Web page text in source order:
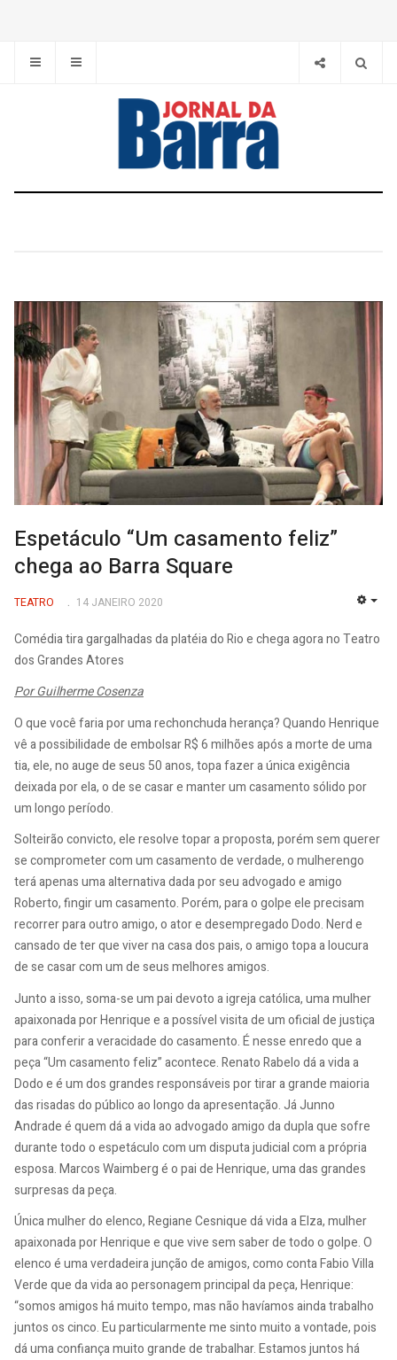
Espetáculo “Um casamento feliz”
chega ao Barra Square
TEATRO 14 JANEIRO 2020
Comédia tira gargalhadas da platéia do Rio e chega agora no Teatro
dos Grandes Atores
Por Guilherme Cosenza
O que você faria por uma rechonchuda herança? Quando Henrique
vê a possibilidade de embolsar R$ 6 milhões após a morte de uma
tia, ele, no auge de seus 50 anos, topa fazer a única exigência
deixada por ela, o de se casar e manter um casamento sólido por
um longo período.
Solteirão convicto, ele resolve topar a proposta, porém sem querer
se comprometer com um casamento de verdade, o mulherengo
terá apenas uma alternativa dada por seu advogado e amigo
Roberto, fingir um casamento. Porém, para o golpe ele precisam
recorrer para outro amigo, o ator e desempregado Dodo. Nerd e
cansado de ter que viver na casa dos pais, o amigo topa a loucura
de se casar com um de seus melhores amigos.
Junto a isso, soma-se um pai devoto a igreja católica, uma mulher
apaixonada por Henrique e a possível visita de um oficial de justiça
para conferir a veracidade do casamento. É nesse enredo que a
peça “Um casamento feliz” acontece. Renato Rabelo dá a vida a
Dodo e é um dos grandes responsáveis por tirar a grande maioria
das risadas do público ao longo da apresentação. Já Junno
Andrade é quem dá a vida ao advogado amigo da dupla que sofre
durante todo o espetáculo com um disputa judicial com a própria
esposa. Marcos Waimberg é o pai de Henrique, uma das grandes
surpresas da peça.
Única mulher do elenco, Regiane Cesnique dá vida a Elza, mulher
apaixonada por Henrique e que vive sem saber de todo o golpe. O
elenco é uma verdadeira junção de amigos, como conta Fabio Villa
Verde que da vida ao personagem principal da peça, Henrique:
“somos amigos há muito tempo, mas não havíamos ainda trabalho
juntos os cinco. Eu particularmente me sinto muito a vontade, pois
dá uma confiança muito grande de trabalhar. Estamos juntos há